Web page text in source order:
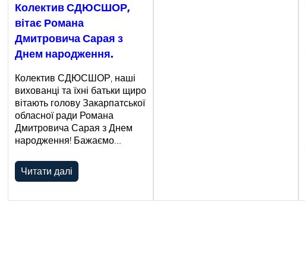
Колектив СДЮСШОР,
вітає Романа
Дмитровича Сарая з
Днем народження.
Колектив СДЮСШОР, наші
вихованці та їхні батьки щиро
вітають голову Закарпатської
обласної ради Романа
Дмитровича Сарая з Днем
народження! Бажаємо…
Читати далі